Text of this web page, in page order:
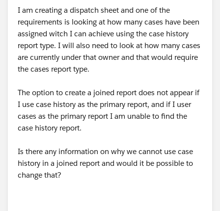
I am creating a dispatch sheet and one of the
requirements is looking at how many cases have been
assigned witch I can achieve using the case history
report type. I will also need to look at how many cases
are currently under that owner and that would require
the cases report type.
The option to create a joined report does not appear if
I use case history as the primary report, and if I user
cases as the primary report I am unable to find the
case history report.
Is there any information on why we cannot use case
history in a joined report and would it be possible to
change that?